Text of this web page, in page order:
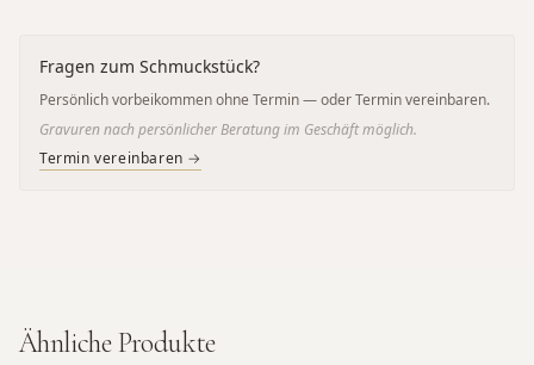
Fragen zum Schmuckstück?
Persönlich vorbeikommen ohne Termin — oder Termin vereinbaren.
Gravuren nach persönlicher Beratung im Geschäft möglich.
Termin vereinbaren →
Ähnliche Produkte